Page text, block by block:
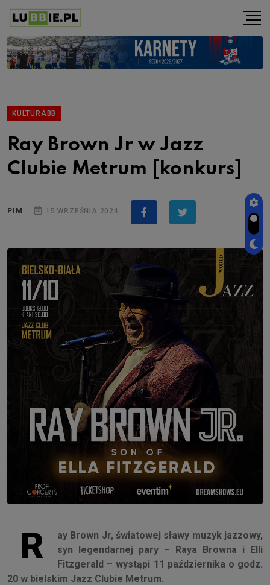
KULTURABB
Ray Brown Jr w Jazz
Clubie Metrum [konkurs]
PIM 15 WRZEŚNIA 2024
R
ay Brown Jr, światowej sławy muzyk jazzowy,
syn legendarnej pary – Raya Browna i Elli
Fitzgerald – wystąpi 11 października o godz.
20 w bielskim Jazz Clubie Metrum.